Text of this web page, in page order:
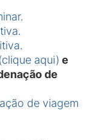
aqui) e
de
de viagem